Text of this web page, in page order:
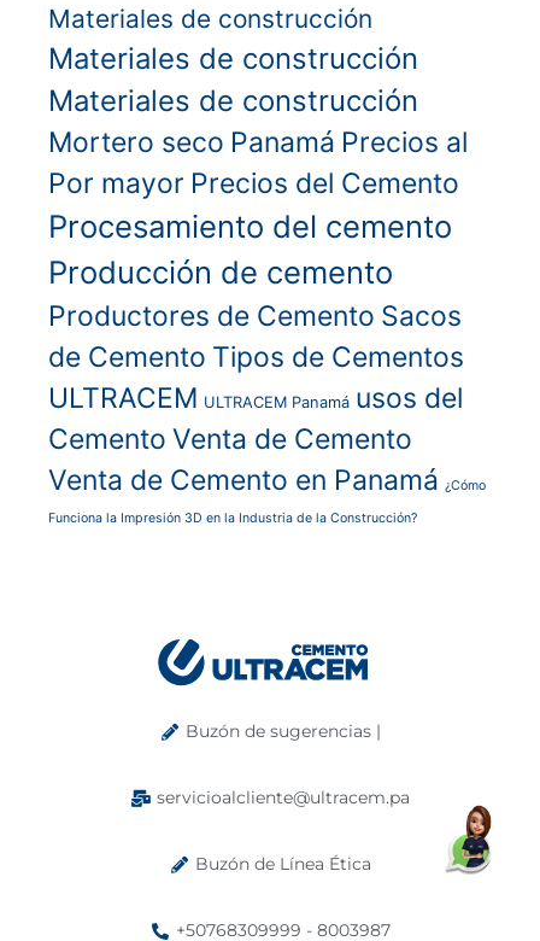
Materiales de construcción
Materiales de construcción
Materiales de construcción
Mortero seco Panamá Precios al
Por mayor Precios del Cemento
Procesamiento del cemento
Producción de cemento
Productores de Cemento Sacos
de Cemento Tipos de Cementos
ULTRACEM ULTRACEM Panamá usos del
Cemento Venta de Cemento
Venta de Cemento en Panamá ¿Cómo
Funciona la Impresión 3D en la Industria de la Construcción?
Buzón de sugerencias |
servicioalcliente@ultracem.pa
Buzón de Línea Ética
+50768309999 - 8003987